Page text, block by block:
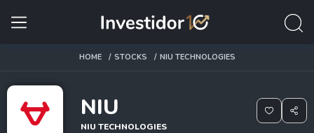
HOME STOCKS NIU TECHNOLOGIES
NIU
NIU TECHNOLOGIES